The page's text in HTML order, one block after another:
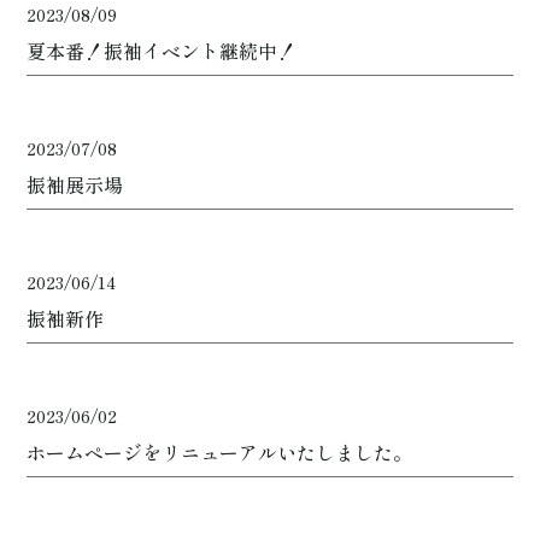
2023/08/09
夏本番！振袖イベント継続中！
2023/07/08
振袖展示場
2023/06/14
振袖新作
2023/06/02
ホームページをリニューアルいたしました。